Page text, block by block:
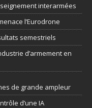
interarmées
l’Eurodrone
semestriels
d’armement en
de grande ampleur
d’une IA